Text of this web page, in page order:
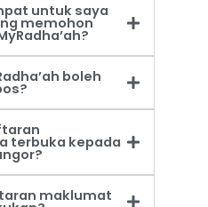
untuk saya
memohon
boleh
terbuka kepada
maklumat